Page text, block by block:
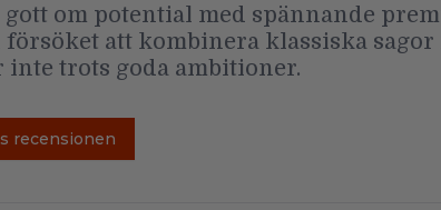
gott om potential med spännande
försöket att kombinera klassiska
trots goda ambitioner.
recensionen